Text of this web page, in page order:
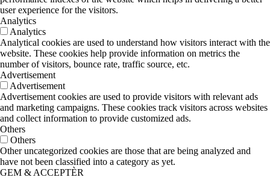
user experience for the visitors.
Analytics
Analytics
Analytical cookies are used to understand how visitors interact with the
website. These cookies help provide information on metrics the
number of visitors, bounce rate, traffic source, etc.
Advertisement
Advertisement
Advertisement cookies are used to provide visitors with relevant ads
and marketing campaigns. These cookies track visitors across websites
and collect information to provide customized ads.
Others
Others
Other uncategorized cookies are those that are being analyzed and
have not been classified into a category as yet.
GEM & ACCEPTÈR